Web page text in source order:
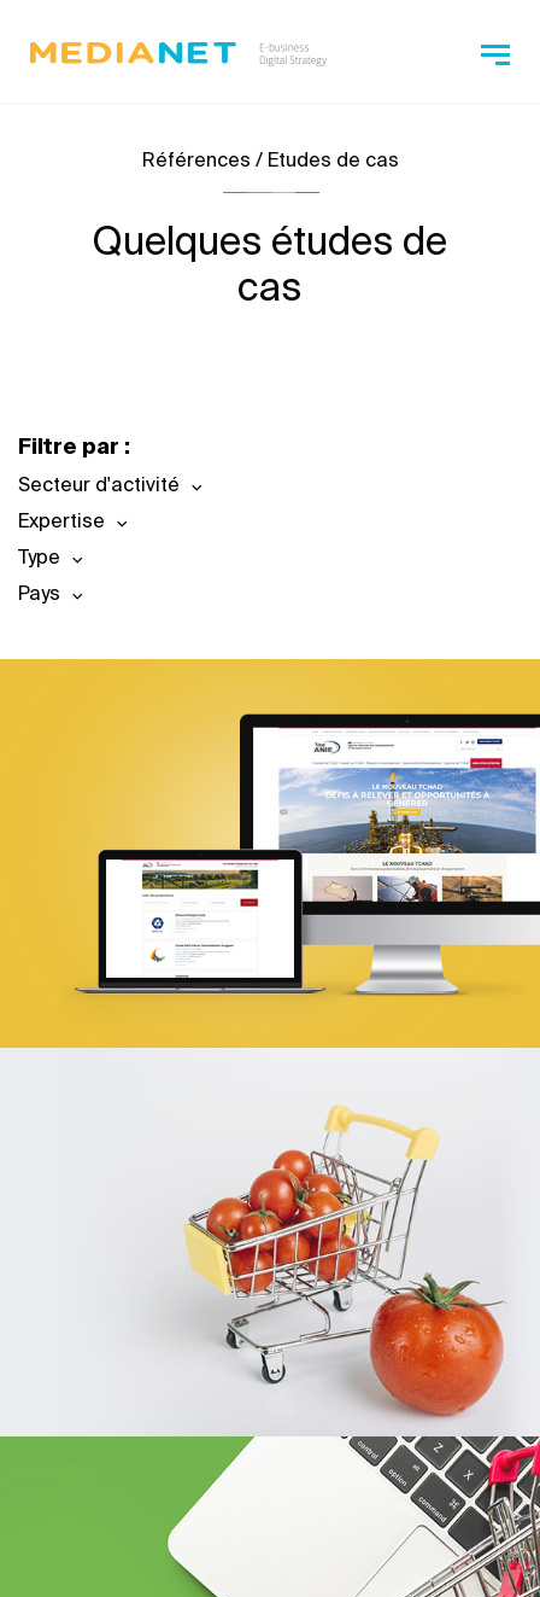
Références / Etudes de cas
Quelques études de
cas
Filtre par :
Secteur d'activité
Expertise
Type
Pays